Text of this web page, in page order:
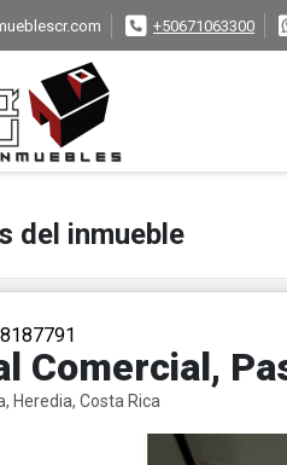
+50671063300
del inmueble
Comercial,
Heredia, Costa Rica